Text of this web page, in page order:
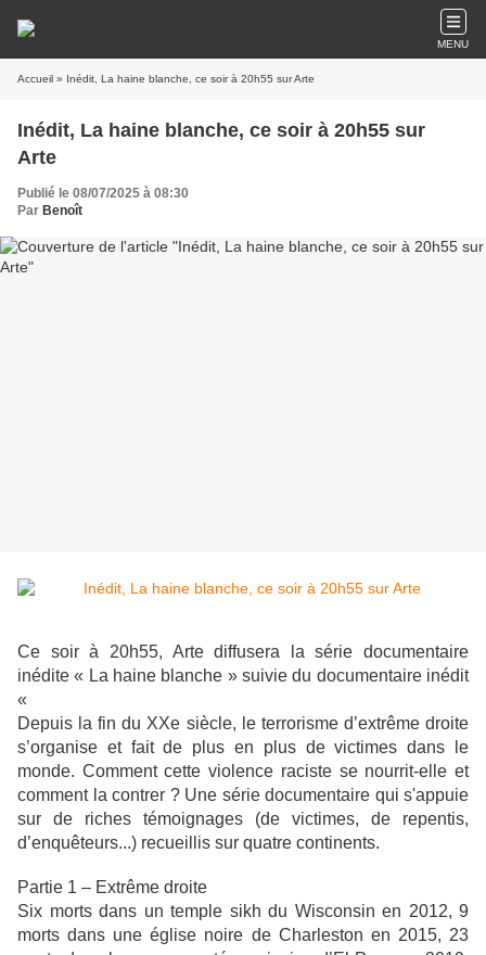
MENU
Accueil » Inédit, La haine blanche, ce soir à 20h55 sur Arte
Inédit, La haine blanche, ce soir à 20h55 sur
Arte
Publié le 08/07/2025 à 08:30
Par Benoît
Ce soir à 20h55, Arte diffusera la série documentaire
inédite « La haine blanche » suivie du documentaire inédit
«
Depuis la fin du XXe siècle, le terrorisme d’extrême droite
s’organise et fait de plus en plus de victimes dans le
monde. Comment cette violence raciste se nourrit-elle et
comment la contrer ? Une série documentaire qui s'appuie
sur de riches témoignages (de victimes, de repentis,
d’enquêteurs...) recueillis sur quatre continents.
Partie 1 – Extrême droite
Six morts dans un temple sikh du Wisconsin en 2012, 9
morts dans une église noire de Charleston en 2015, 23